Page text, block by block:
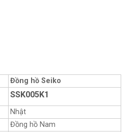
Đồng hồ Seiko
SSK005K1
Nhật
Đồng hồ Nam